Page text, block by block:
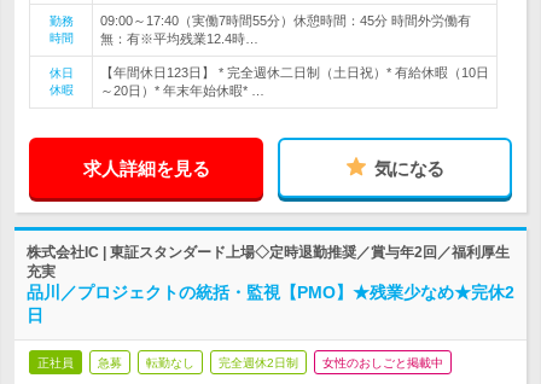
勤務
時間
09:00～17:40（実働7時間55分）休憩時間：45分 時間外労働有
無：有※平均残業12.4時…
休日
休暇
【年間休日123日】 * 完全週休二日制（土日祝）* 有給休暇（10日
～20日）* 年末年始休暇* …
求人詳細を見る 気になる
株式会社IC | 東証スタンダード上場◇定時退勤推奨／賞与年2回／福利厚生
充実
品川／プロジェクトの統括・監視【PMO】★残業少なめ★完休2
日
正社員 急募 転勤なし 完全週休2日制 女性のおしごと掲載中